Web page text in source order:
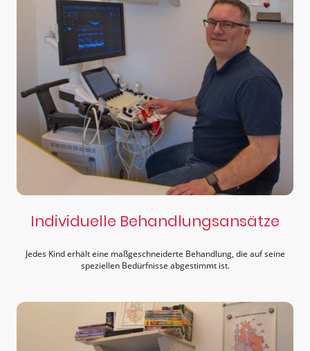
Individuelle Behandlungsansätze
Jedes Kind erhält eine maßgeschneiderte Behandlung, die auf seine
speziellen Bedürfnisse abgestimmt ist.